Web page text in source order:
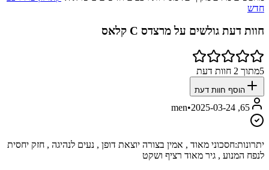
חדש
חוות דעת גולשים על מרצדס C קלאס
5מתוך 2 חוות דעת
הוסף חוות דעת
65, men
•2025-03-24
יתרונות:חסכוני מאוד , אמין בצורה יוצאת דופן , נעים לנהיגה , חזק יחסית
לנפח המנוע , גיר מאוד רציף ושקט